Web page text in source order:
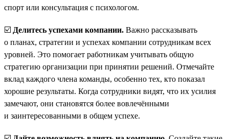
спорт или консультация с психологом.
☑️ Делитесь успехами компании. Важно рассказывать
о планах, стратегии и успехах компании сотрудникам всех
уровней. Это помогает работникам учитывать общую
стратегию организации при принятии решений. Отмечайте
вклад каждого члена команды, особенно тех, кто показал
хорошие результаты. Когда сотрудники видят, что их усилия
замечают, они становятся более вовлечёнными
и заинтересованными в общем успехе.